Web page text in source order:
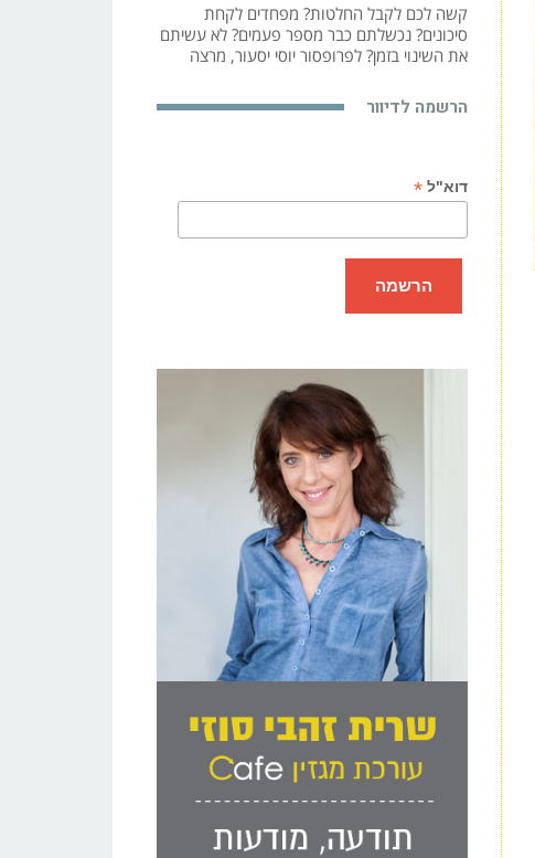
קשה לכם לקבל החלטות? מפחדים לקחת
סיכונים? נכשלתם כבר מספר פעמים? לא עשיתם
את השינוי בזמן? לפרופסור יוסי יסעור, מרצה
הרשמה לדיוור
דוא"ל *